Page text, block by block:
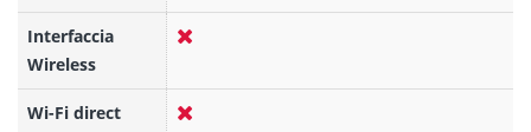
Interfaccia
Wireless
Wi-Fi direct